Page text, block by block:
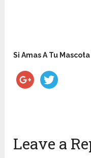
Si Amas A Tu
Leave a